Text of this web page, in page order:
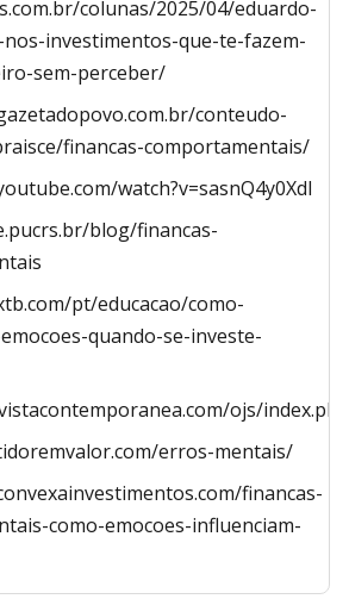
colunas/2025/04/eduardo-
investimentos-que-te-fazem-
sem-perceber/
conteudo-
financas-comportamentais/
watch?v=sasnQ4y0XdI
blog/financas-
pt/educacao/como-
quando-se-investe-
ojs/
erros-mentais/
financas-
como-emocoes-influenciam-